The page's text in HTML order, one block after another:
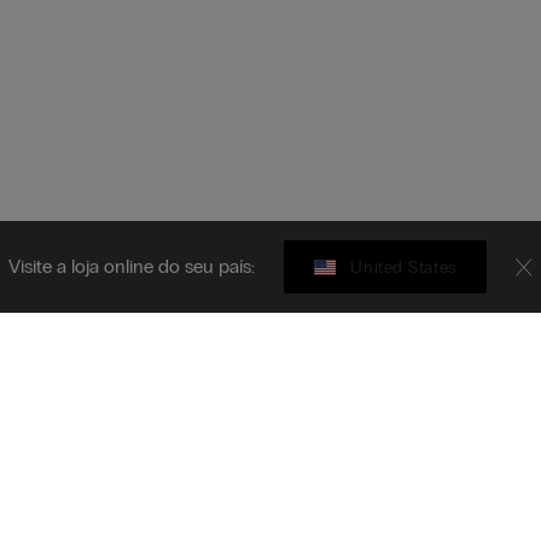
Visite a loja online do seu país: United States